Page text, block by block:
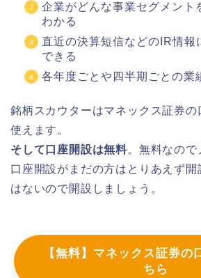
企業がどんな事業セグメント
わかる
直近の決算短信などのIR情報
できる
各年度ごとや四半期ごとの業
銘柄スカウターはマネックス証券の
使えます。
そして口座開設は無料。無料なので
口座開設がまだの方はとりあえず開
はないので開設しましょう。
【無料】マネックス証券の
ちら